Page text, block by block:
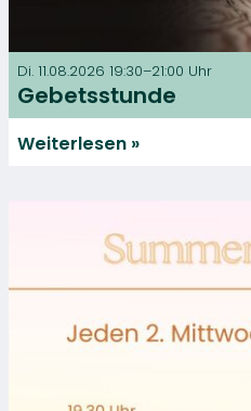
Di. 11.08.2026 19:30–21:00 Uhr
Gebetsstunde
Weiterlesen